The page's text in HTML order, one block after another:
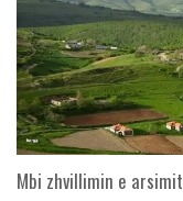
Mbi zhvillimin e